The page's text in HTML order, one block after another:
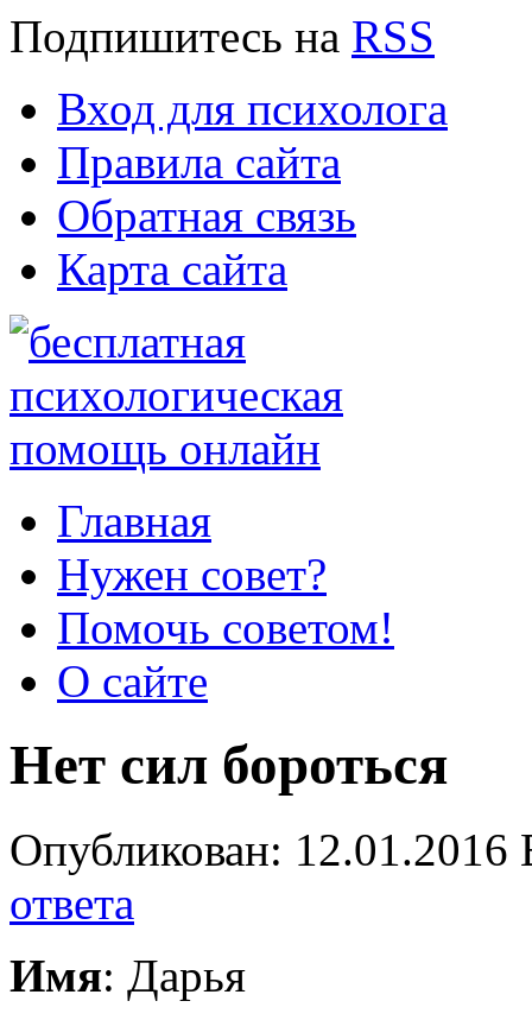
Подпишитесь на RSS
Вход для психолога
Правила сайта
Обратная связь
Карта сайта
Главная
Нужен совет?
Помочь советом!
О сайте
Нет сил бороться
Опубликован:
ответа
Имя: Дарья